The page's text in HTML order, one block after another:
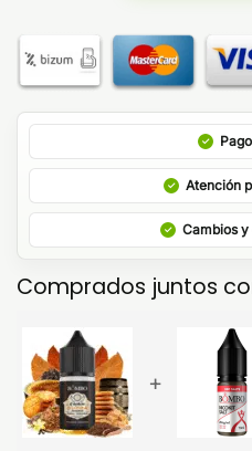
Atención
Cambios
Comprados juntos
+